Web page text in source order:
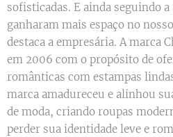
sofisticadas. E ainda seguindo
ganharam mais espaço no
destaca a empresária. A marca
em 2006 com o propósito de
românticas com estampas
marca amadureceu e alinhou
de moda, criando roupas
perder sua identidade leve e